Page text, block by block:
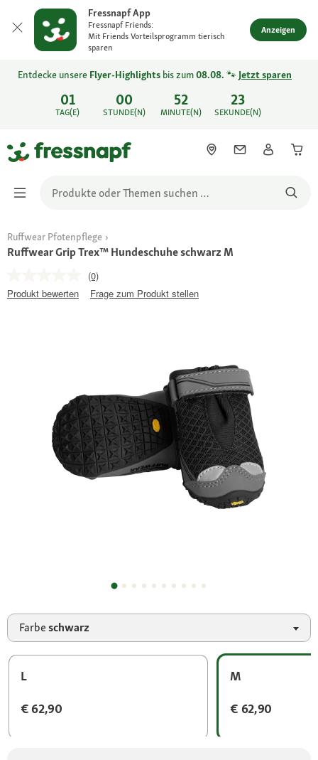
Fressnapf App
Fressnapf Friends:
Mit Friends Vorteilsprogramm tierisch
sparen
Anzeigen
01
TAG(E)
00
STUNDE(N)
52
MINUTE(N)
23
SEKUNDE(N)
Entdecke unsere Flyer-Highlights bis zum08.08. 🐾 Jetzt sparen
Ruffwear Pfotenpflege
Ruffwear Grip Trex™ Hundeschuhe schwarz M
(0)
Produkt bewerten
Frage zum Produkt stellen
Farbeschwarz
L
€ 62,90
M
€ 62,90